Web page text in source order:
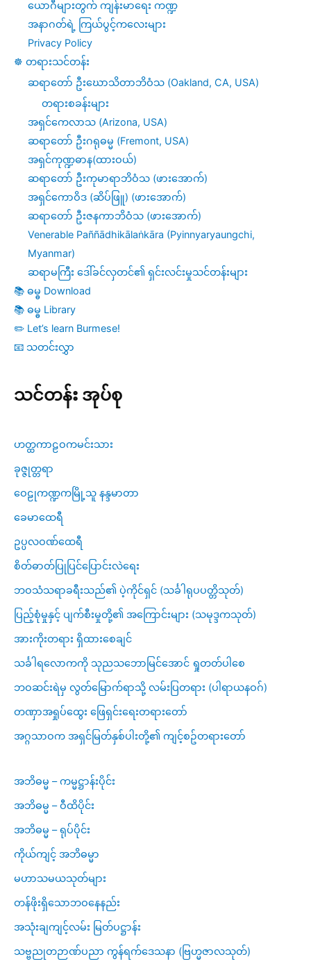
တတ်
စေ
(၁၇)
ယောဂီများတွက် ကျန်းမာရေး ကဏ္ဍ
အနာဂတ်ရဲ့ ကြယ်ပွင့်ကလေးများ
Privacy Policy
☸️ တရားသင်တန်း
ဆရာတော် ဦးဃောသိတာဘိဝံသ (Oakland, CA, USA)
တရားစခန်းများ
အရှင်ကေလာသ (Arizona, USA)
ဆရာတော် ဦးဂရုဓမ္မ (Fremont, USA)
အရှင်ကုဏ္ဍဓာန(ထားဝယ်)
ဆရာတော် ဦးကုမာရာဘိဝံသ (ဖားအောက်)
အရှင်ကောဝိဒ (ဆိပ်ဖြူ) (ဖားအောက်)
ဆရာတော် ဦးဇနကာဘိဝံသ (ဖားအောက်)
Venerable Paññādhikālaṅkāra (Pyinnyaryaungchi,
Myanmar)
ဆရာမကြီး ဒေါ်ခင်လှတင်၏ ရှင်းလင်းမှုသင်တန်းများ
📚 ဓမ္ဓ Download
📚 ဓမ္ဓ Library
✏️ Let’s learn Burmese!
📧 သတင်းလွှာ
သင်တန်း အုပ်စု
ဟတ္ထကာဠဝကမင်းသား
ခုဇ္ဇုတ္တရာ
ဝေဠုကဏ္ဍကမြို့သူ နန္ဒမာတာ
ခေမာထေရီ
ဥပ္ပလဝဏ်ထေရီ
စိတ်ဓာတ်ပြုပြင်ပြောင်းလဲရေး
ဘဝသံသရာခရီးသည်၏ ပဲ့ကိုင်ရှင် (သင်္ခါရုပပတ္တိသုတ်)
ပြည့်စုံမှုနှင့် ပျက်စီးမှုတို့၏ အကြောင်းများ (သမုဒ္ဒကသုတ်)
အားကိုးတရား ရှိထားစေချင်
သင်္ခါရလောကကို သုညသဘောမြင်အောင် ရှုတတ်ပါစေ
ဘဝဆင်းရဲမှ လွတ်မြောက်ရာသို့ လမ်းပြတရား (ပါရာယနဝဂ်)
တဏှာအရှုပ်ထွေး ဖြေရှင်းရေးတရားတော်
အဂ္ဂသာဝက အရှင်မြတ်နှစ်ပါးတို့၏ ကျင့်စဥ်တရားတော်
အဘိဓမ္မ – ကမ္မဋ္ဌာန်းပိုင်း
အဘိဓမ္မ – ဝီထိပိုင်း
အဘိဓမ္မ – ရုပ်ပိုင်း
ကိုယ်ကျင့် အဘိဓမ္မာ
မဟာသမယသုတ်များ
တန်ဖိုးရှိသောဘဝနေနည်း
အသုံးချကျင့်လမ်း မြတ်ပဋ္ဌာန်း
သဗ္ဗညုတဉာဏ်ပညာ ကွန်ရက်ဒေသနာ (ဗြဟ္မဇာလသုတ်)